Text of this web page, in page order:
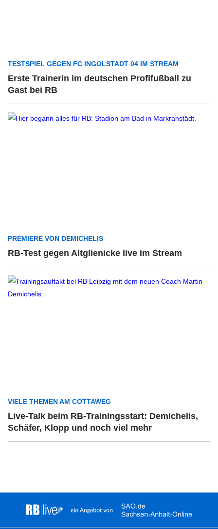
TESTSPIEL GEGEN FC INGOLSTADT 04 IM STREAM
Erste Trainerin im deutschen Profifußball zu
Gast bei RB
PREMIERE VON DEMICHELIS
RB-Test gegen Altglienicke live im Stream
VIELE THEMEN AM COTTAWEG
Live-Talk beim RB-Trainingsstart: Demichelis,
Schäfer, Klopp und noch viel mehr